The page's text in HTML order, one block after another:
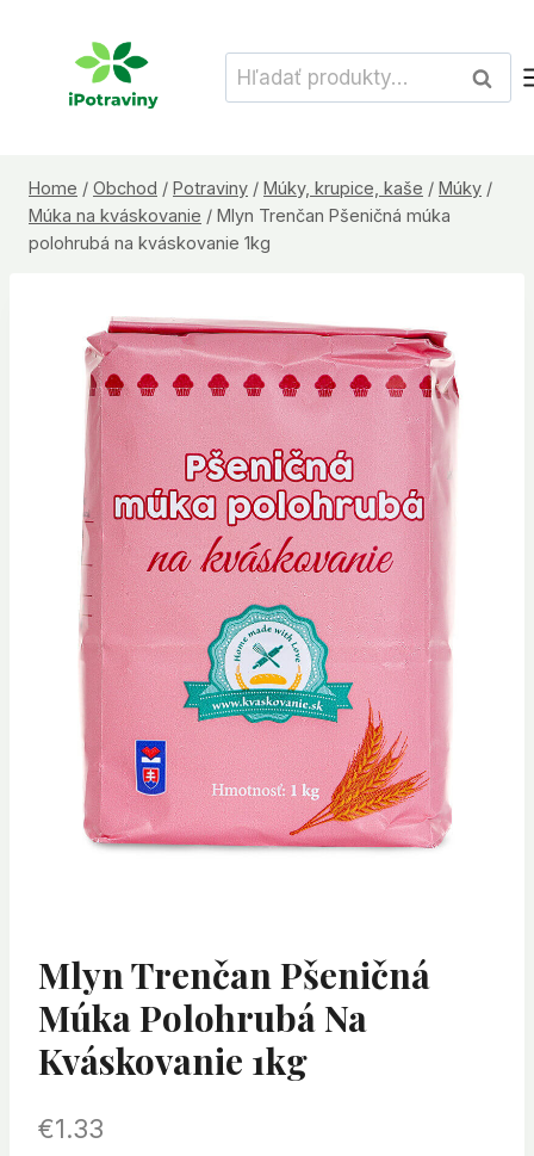
Hľadať:
Home / Obchod / Potraviny / Múky, krupice, kaše / Múky /
Múka na kváskovanie / Mlyn Trenčan Pšeničná múka
polohrubá na kváskovanie 1kg
Mlyn Trenčan Pšeničná
Múka Polohrubá Na
Kváskovanie 1kg
€1.33